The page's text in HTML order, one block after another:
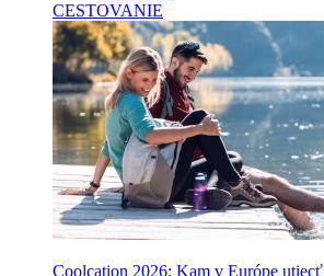
CESTOVANIE
Coolcation 2026: Kam v Európe